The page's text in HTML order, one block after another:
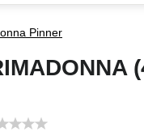
Pinner